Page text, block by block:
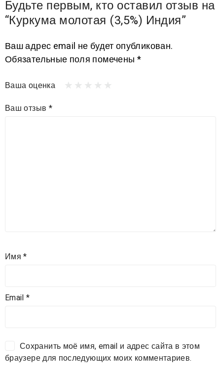
Будьте первым, кто оставил отзыв на
“Куркума молотая (3,5%) Индия”
Ваш адрес email не будет опубликован.
Обязательные поля помечены *
Ваша оценка
Ваш отзыв *
Имя*
Email*
Сохранить моё имя, email и адрес сайта в этом
браузере для последующих моих комментариев.